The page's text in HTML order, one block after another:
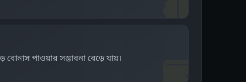
পাওয়ার সম্ভাবনা বেড়ে যায়।